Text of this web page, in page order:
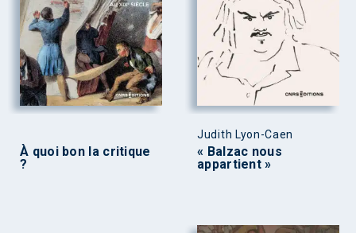
À quoi bon la critique
?
Judith Lyon-Caen
« Balzac nous
appartient »